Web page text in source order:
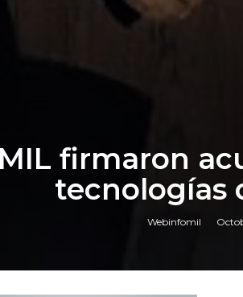
firmaron
tecnologías
Webinfomil